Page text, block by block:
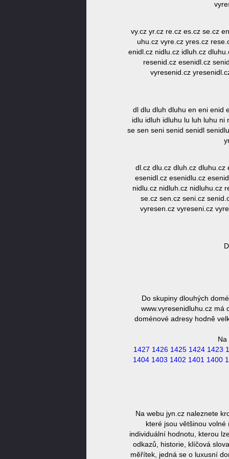
vy.cz yr.cz re.cz es.cz se.cz
uhu.cz vyre.cz yres.cz
enidl.cz nidlu.cz idluh.cz
resenid.cz esenidl.cz
vyresenid.cz
dl dlu dluh dluhu en eni enid
idlu idluh idluhu lu luh luhu
se sen seni senid senidl
dl.cz dlu.cz dluh.cz dluhu.cz
esenidl.cz esenidlu.cz
nidlu.cz nidluh.cz nidluhu.cz
se.cz sen.cz seni.cz
vyresen.cz vyreseni.cz
Do skupiny dlouhých
www.vyresenidluhu.cz má
doménové adresy hodně
Na
1427 1426 1425 1424 1423
1404 1403 1402 1401 1400
Na webu jyn.cz naleznete
které jsou většinou
individuální hodnotu, kterou
odkazů, historie, klíčová
měřítek, jedná se o luxusní